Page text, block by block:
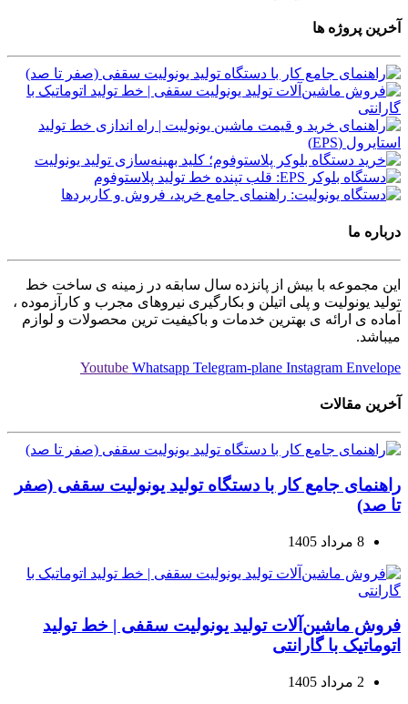
آخرین پروژه ها
درباره ما
این مجموعه با بیش از پانزده سال سابقه در زمینه ی ساخت خط
تولید یونولیت و پلی اتیلن و بکارگیری نیروهای مجرب و کارآزموده ،
آماده ی ارائه ی بهترین خدمات و باکیفیت ترین محصولات و لوازم
میباشد.
Youtube Whatsapp Telegram-plane Instagram Envelope
آخرین مقالات
راهنمای جامع کار با دستگاه تولید یونولیت سقفی (صفر
تا صد)
8 مرداد 1405
فروش ماشین‌آلات تولید یونولیت سقفی | خط تولید
اتوماتیک با گارانتی
2 مرداد 1405